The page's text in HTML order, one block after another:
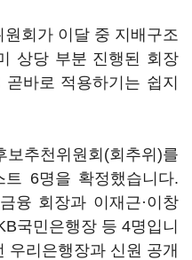
회가 이달 중 지배구조
상당 부분 진행된 회장
바로 적용하기는 쉽지
추천위원회(회추위)를
6명을 확정했습니다.
융 회장과 이재근·이창
국민은행장 등 4명입니
우리은행장과 신원 공개